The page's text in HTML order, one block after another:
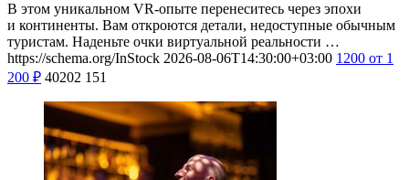
В этом уникальном VR-опыте перенеситесь через эпохи
и континенты. Вам откроются детали, недоступные обычным
туристам. Наденьте очки виртуальной реальности …
https://schema.org/InStock 2026-08-06T14:30:00+03:00 1200 от 1
200 ₽ 40202 151